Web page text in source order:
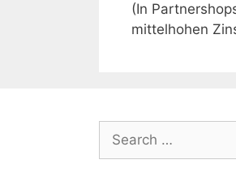
(In
mittelhohen
Search
for: